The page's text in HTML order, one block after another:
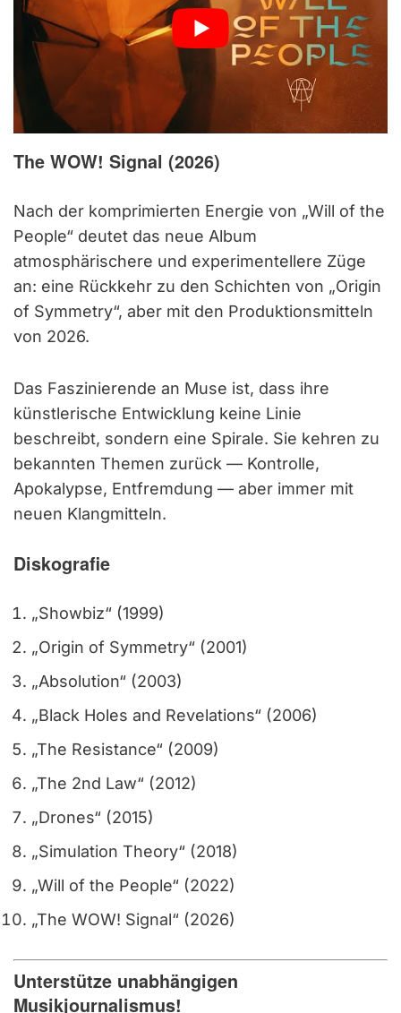
The WOW! Signal (2026)
Nach der komprimierten Energie von „Will of the
People“ deutet das neue Album
atmosphärischere und experimentellere Züge
an: eine Rückkehr zu den Schichten von „Origin
of Symmetry“, aber mit den Produktionsmitteln
von 2026.
Das Faszinierende an Muse ist, dass ihre
künstlerische Entwicklung keine Linie
beschreibt, sondern eine Spirale. Sie kehren zu
bekannten Themen zurück — Kontrolle,
Apokalypse, Entfremdung — aber immer mit
neuen Klangmitteln.
Diskografie
„Showbiz“ (1999)
„Origin of Symmetry“ (2001)
„Absolution“ (2003)
„Black Holes and Revelations“ (2006)
„The Resistance“ (2009)
„The 2nd Law“ (2012)
„Drones“ (2015)
„Simulation Theory“ (2018)
„Will of the People“ (2022)
„The WOW! Signal“ (2026)
Unterstütze unabhängigen
Musikjournalismus!